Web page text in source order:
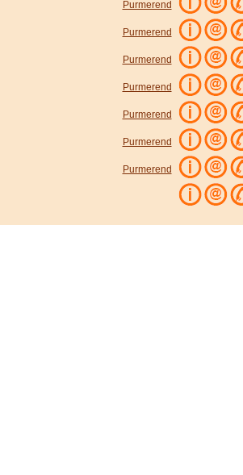
Purmerend
Purmerend
Purmerend
Purmerend
Purmerend
Purmerend
Purmerend